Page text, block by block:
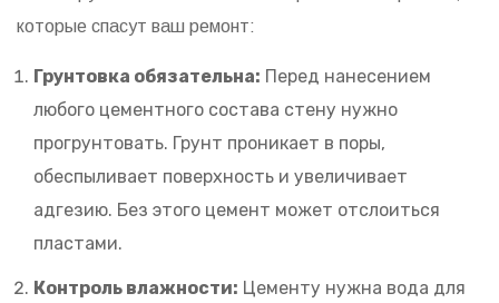
которые спасут ваш ремонт:
Грунтовка обязательна: Перед нанесением
любого цементного состава стену нужно
прогрунтовать. Грунт проникает в поры,
обеспыливает поверхность и увеличивает
адгезию. Без этого цемент может отслоиться
пластами.
Контроль влажности: Цементу нужна вода для